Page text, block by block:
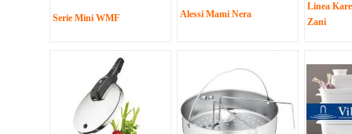
Serie Mini WMF Alessi Mami Nera
Linea
Zani